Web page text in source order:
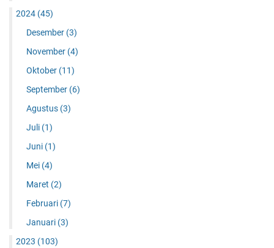
2024 (45)
Desember (3)
November (4)
Oktober (11)
September (6)
Agustus (3)
Juli (1)
Juni (1)
Mei (4)
Maret (2)
Februari (7)
Januari (3)
2023 (103)